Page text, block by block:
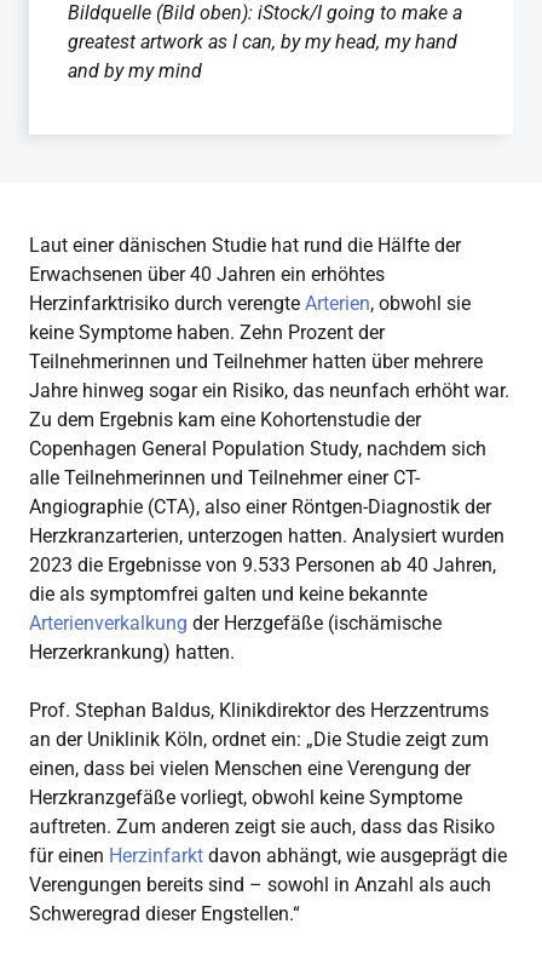
Bildquelle (Bild oben): iStock/I going to make a
greatest artwork as I can, by my head, my hand
and by my mind
Laut einer dänischen Studie hat rund die Hälfte der
Erwachsenen über 40 Jahren ein erhöhtes
Herzinfarktrisiko durch verengte Arterien, obwohl sie
keine Symptome haben. Zehn Prozent der
Teilnehmerinnen und Teilnehmer hatten über mehrere
Jahre hinweg sogar ein Risiko, das neunfach erhöht war.
Zu dem Ergebnis kam eine Kohortenstudie der
Copenhagen General Population Study, nachdem sich
alle Teilnehmerinnen und Teilnehmer einer CT-
Angiographie (CTA), also einer Röntgen-Diagnostik der
Herzkranzarterien, unterzogen hatten. Analysiert wurden
2023 die Ergebnisse von 9.533 Personen ab 40 Jahren,
die als symptomfrei galten und keine bekannte
Arterienverkalkung der Herzgefäße (ischämische
Herzerkrankung) hatten.
Prof. Stephan Baldus, Klinikdirektor des Herzzentrums
an der Uniklinik Köln, ordnet ein: „Die Studie zeigt zum
einen, dass bei vielen Menschen eine Verengung der
Herzkranzgefäße vorliegt, obwohl keine Symptome
auftreten. Zum anderen zeigt sie auch, dass das Risiko
für einen Herzinfarkt davon abhängt, wie ausgeprägt die
Verengungen bereits sind – sowohl in Anzahl als auch
Schweregrad dieser Engstellen.“